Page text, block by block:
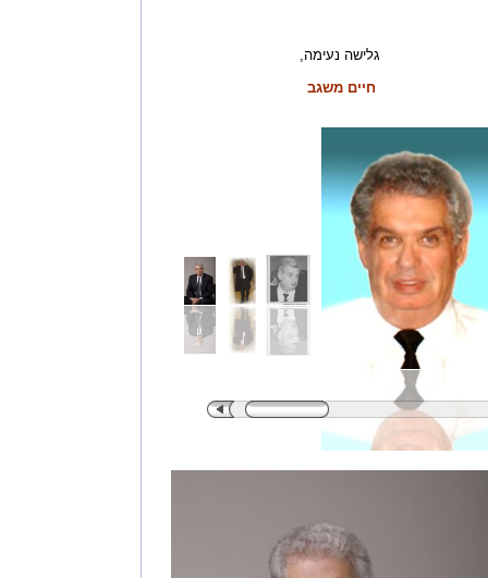
נעימה,
חיים משגב
אותו הים' המתבסס על שיחות בין שמעון פרס וחיים משגב